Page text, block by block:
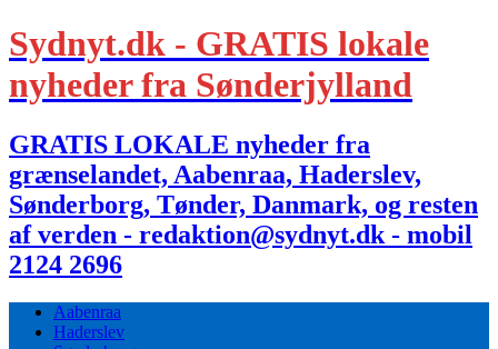
Sydnyt.dk - GRATIS lokale
nyheder fra Sønderjylland
GRATIS LOKALE nyheder fra
grænselandet, Aabenraa, Haderslev,
Sønderborg, Tønder, Danmark, og resten
af verden - redaktion@sydnyt.dk - mobil
2124 2696
Aabenraa
Haderslev